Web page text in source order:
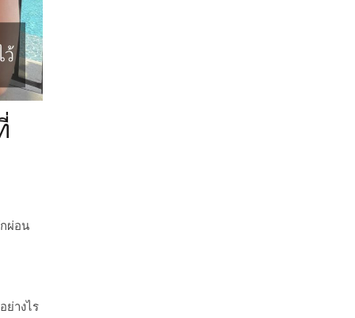
ผ่อน
ย่างไร